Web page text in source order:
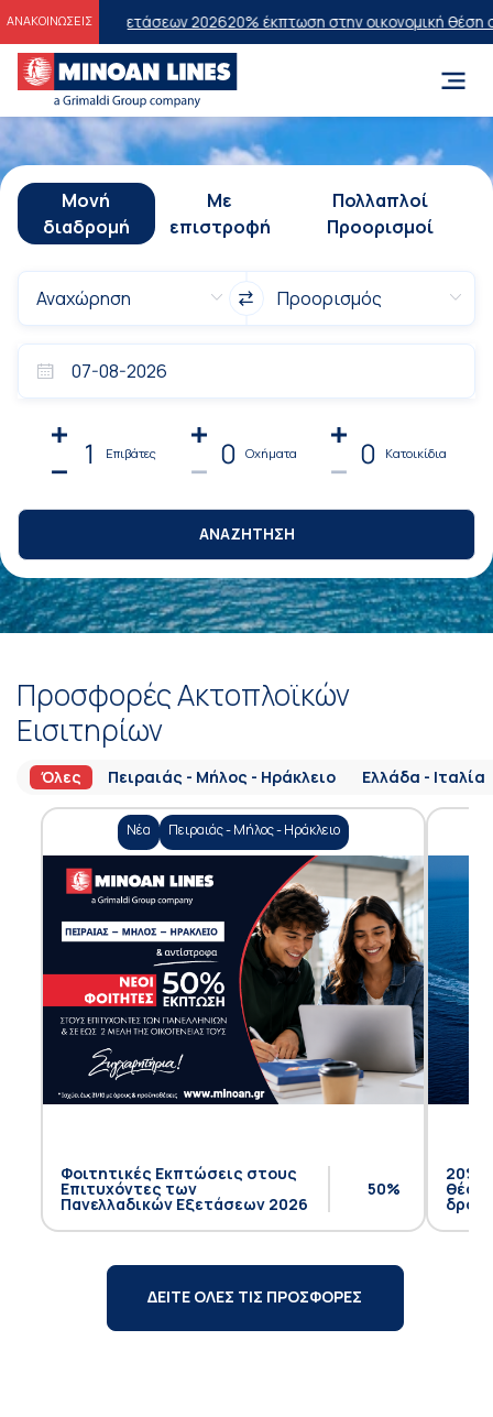
ΑΝΑΚΟΙΝΩΣΕΙΣ
Εξετάσεων 202620% έκπτωση στην οικονομική θέση σε
Μονή
διαδρομή
Με
επιστροφή
Πολλαπλοί
Προορισμοί
1 Επιβάτες 0 Οχήματα 0 Κατοικίδια
ΑΝΑΖΗΤΗΣΗ
Προσφορές Ακτοπλοϊκών
Εισιτηρίων
Όλες Πειραιάς - Μήλος - Ηράκλειο Ελλάδα - Ιταλία
Νέα Πειραιάς - Μήλος - Ηράκλειο
Φοιτητικές Εκπτώσεις στους
Επιτυχόντες των
Πανελλαδικών Εξετάσεων 2026
50%
20%
θέση
ΔΕΙΤΕ ΟΛΕΣ ΤΙΣ ΠΡΟΣΦΟΡΕΣ